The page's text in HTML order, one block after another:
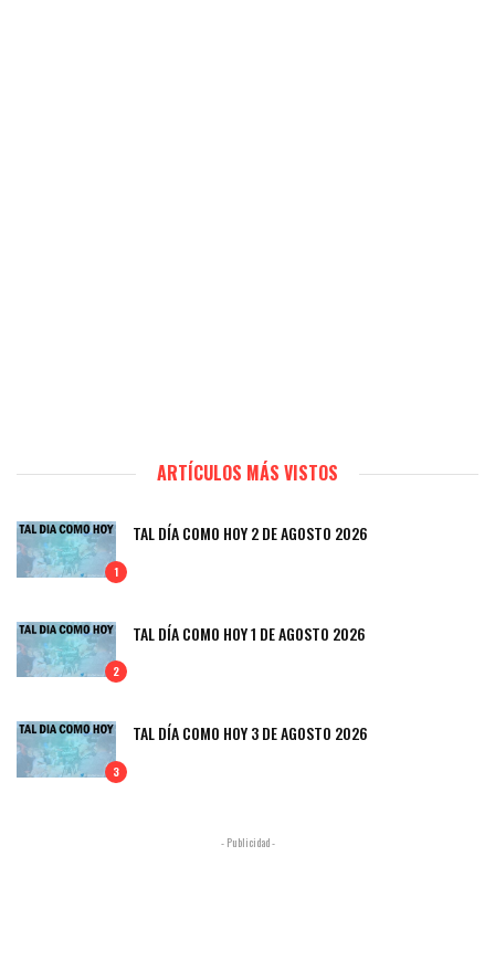
ARTÍCULOS MÁS VISTOS
1
TAL DÍA COMO HOY 2 DE AGOSTO 2026
2
TAL DÍA COMO HOY 1 DE AGOSTO 2026
3
TAL DÍA COMO HOY 3 DE AGOSTO 2026
- Publicidad -